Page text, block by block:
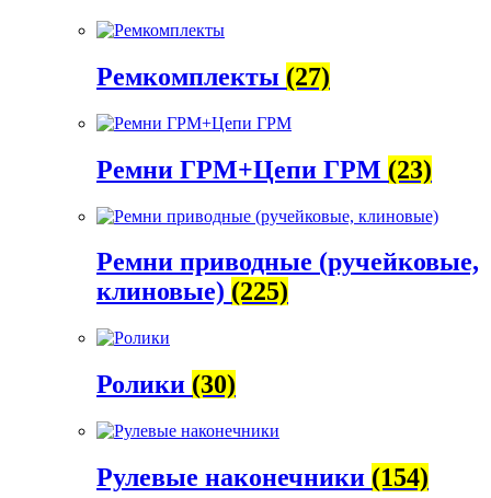
Ремкомплекты (27)
Ремни ГРМ+Цепи ГРМ (23)
Ремни приводные (ручейковые,
клиновые) (225)
Ролики (30)
Рулевые наконечники (154)